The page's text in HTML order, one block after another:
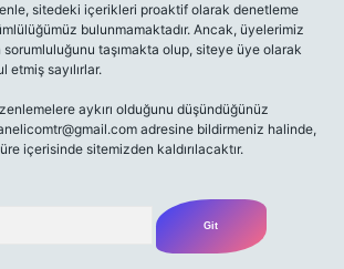
sitedeki içerikleri proaktif olarak denetleme
bulunmamaktadır. Ancak, üyelerimiz
sorumluluğunu taşımakta olup, siteye üye olarak
etmiş sayılırlar.
aykırı olduğunu düşündüğünüz
adresine bildirmeniz halinde,
içerisinde sitemizden kaldırılacaktır.